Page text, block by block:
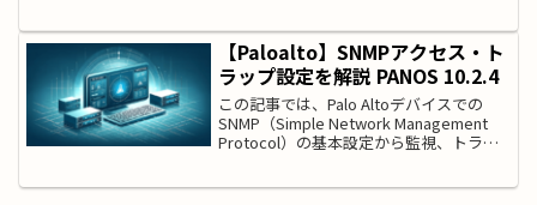
化（SSL Forward Proxy）の...
【Paloalto】SNMPアクセス・ト
ラップ設定を解説 PANOS 10.2.4
この記事では、Palo Altoデバイスでの
SNMP（Simple Network Management
Protocol）の基本設定から監視、トラブ